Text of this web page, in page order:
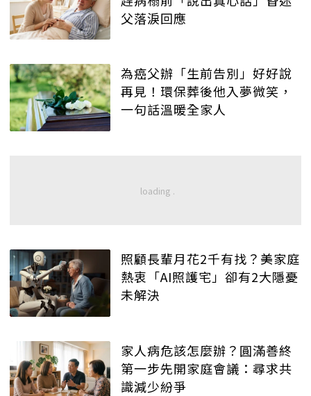
父落淚回應
為癌父辦「生前告別」好好說
再見！環保葬後他入夢微笑，
一句話溫暖全家人
照顧長輩月花2千有找？美家庭
熱衷「AI照護宅」卻有2大隱憂
未解決
家人病危該怎麼辦？圓滿善終
第一步先開家庭會議：尋求共
識減少紛爭